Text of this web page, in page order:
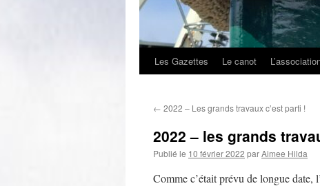
Les Gazettes Le canot
← 2022 – Les grands travaux c’est parti !
2022 – les grands
Publié le 10 février 2022 parAimee Hilda
Comme c’était prévu de longue date,